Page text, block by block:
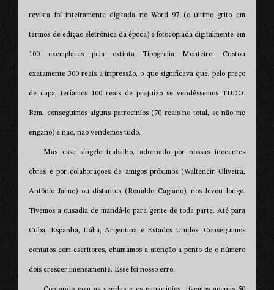
revista foi inteiramente digitada no Word 97 (o último grito em
termos de edição eletrônica da época) e fotocopiada digitalmente em
100 exemplares pela extinta Tipografia Monteiro. Custou
exatamente 300 reais a impressão, o que significava que, pelo preço
de capa, teríamos 100 reais de prejuízo se vendêssemos TUDO.
Bem, conseguimos alguns patrocínios (70 reais no total, se não me
engano) e não, não vendemos tudo.
Mas esse singelo trabalho, adornado por nossas inocentes
obras e por colaborações de amigos próximos (Waltencir Oliveira,
Antônio Jaime) ou distantes (Ronaldo Cagiano), nos levou longe.
Tivemos a ousadia de mandá-lo para gente de toda parte. Até para
Cuba, Espanha, Itália, Argentina e Estados Unidos. Conseguimos
contatos com escritores, chamamos a atenção a ponto de o número
dois crescer imensamente. Esse foi nosso erro.